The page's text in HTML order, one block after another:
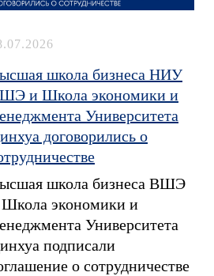
школа бизнеса НИУ
и Школа экономики и
Университета
договорились о
школа бизнеса ВШЭ
экономики и
Университета
подписали
о сотрудничестве